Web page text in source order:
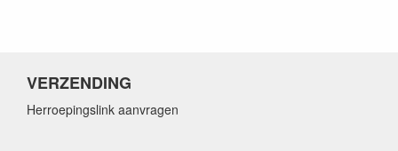
VERZENDING
Herroepingslink aanvragen